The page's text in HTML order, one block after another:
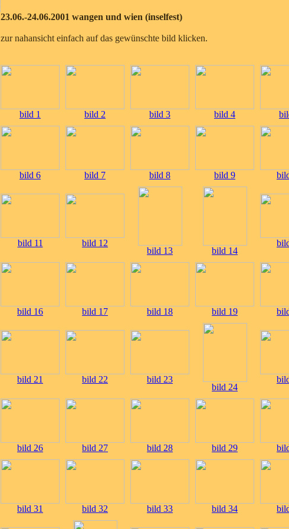
23.06.-24.06.2001 wangen und wien (inselfest)
zur nahansicht einfach auf das gewünschte bild klicken.
bild 1 bild 2 bild 3 bild 4
bild 6 bild 7 bild 8 bild 9
bild 11 bild 12
bild 13 bild 14
bild 16 bild 17 bild 18 bild 19
bild 21 bild 22 bild 23
bild 24
bild 26 bild 27 bild 28 bild 29
bild 31 bild 32 bild 33 bild 34